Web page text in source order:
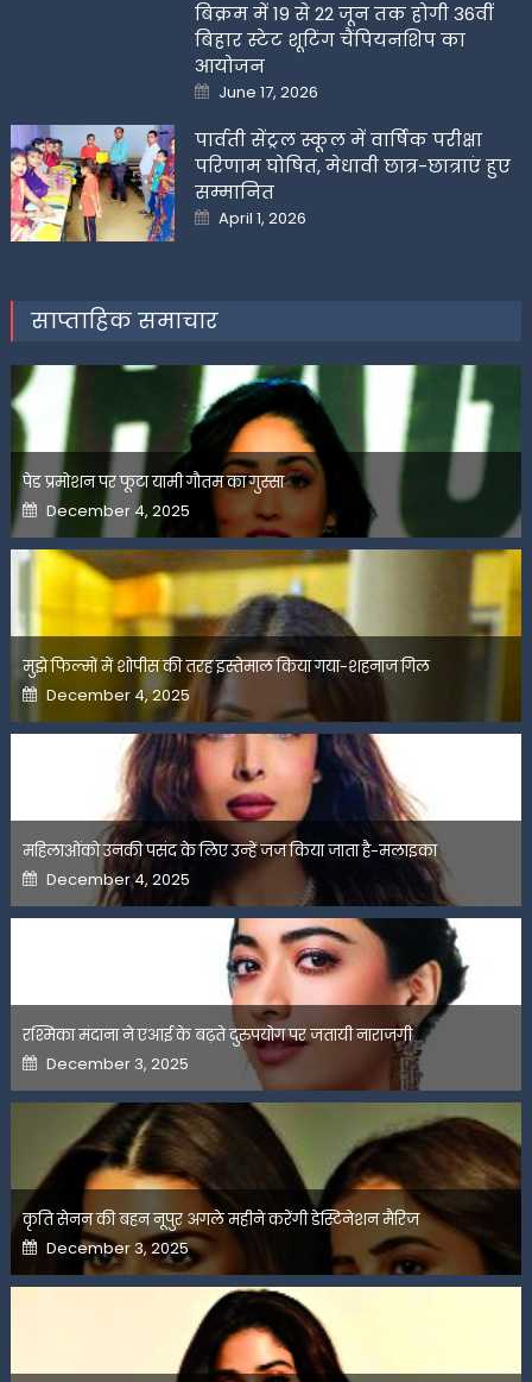
बिक्रम में 19 से 22 जून तक होगी 36वीं
बिहार स्टेट शूटिंग चैंपियनशिप का
आयोजन
Posted
on
June 17, 2026
पार्वती सेंट्रल स्कूल में वार्षिक परीक्षा
परिणाम घोषित, मेधावी छात्र-छात्राएं हुए
सम्मानित
Posted
on
April 1, 2026
साप्ताहिक समाचार
पेड प्रमोशन पर फूटा यामी गौतम का गुस्सा
Posted
on
December 4, 2025
मुझे फिल्मों में शोपीस की तरह इस्तेमाल किया गया-शहनाज गिल
Posted
on
December 4, 2025
महिलाओंको उनकी पसंद के लिए उन्हें जज किया जाता है-मलाइका
Posted
on
December 4, 2025
रश्मिका मंदाना ने एआई के बढ़ते दुरुपयोग पर जतायी नाराजगी
Posted
on
December 3, 2025
कृति सेनन की बहन नूपुर अगले महीने करेंगी डेस्टिनेशन मैरिज
Posted
on
December 3, 2025